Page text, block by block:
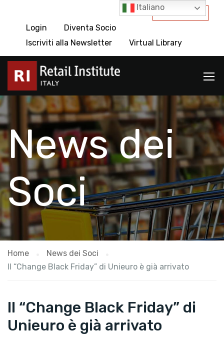
International
Login
Diventa Socio
Iscriviti alla Newsletter
Virtual Library
News dei
Soci
Home
News dei Soci
Il “Change Black Friday” di Unieuro è già arrivato
Il “Change Black Friday” di
Unieuro è già arrivato
Italiano